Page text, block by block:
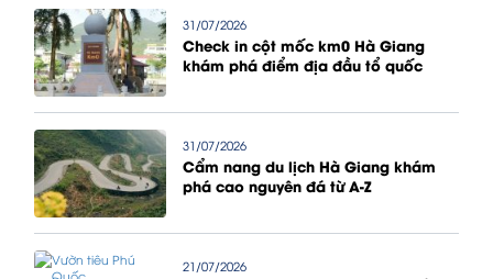
31/07/2026
Check in cột mốc km0 Hà Giang
khám phá điểm địa đầu tổ quốc
31/07/2026
Cẩm nang du lịch Hà Giang khám
phá cao nguyên đá từ A-Z
21/07/2026